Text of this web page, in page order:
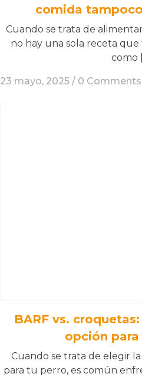
comida
Cuando se trata de
no hay una sola receta
como
23 mayo, 2025 / 0 Comments
BARF vs.
opción
Cuando se trata de elegir
para tu perro, es común